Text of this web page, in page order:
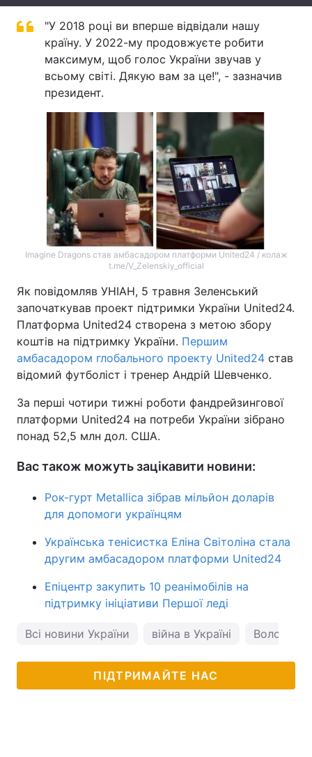
Тема оформлення
"У 2018 році ви вперше відвідали нашу
країну. У 2022-му продовжуєте робити
максимум, щоб голос України звучав у
всьому світі. Дякую вам за це!", - зазначив
президент.
Imagine Dragons став амбасадором платформи United24 / колаж
t.me/V_Zelenskiy_official
Як повідомляв УНІАН, 5 травня Зеленський
започаткував проект підтримки України United24.
Платформа United24 створена з метою збору
коштів на підтримку України. Першим
амбасадором глобального проекту United24 став
відомий футболіст і тренер Андрій Шевченко.
За перші чотири тижні роботи фандрейзингової
платформи United24 на потреби України зібрано
понад 52,5 млн дол. США.
Вас також можуть зацікавити новини:
Рок-гурт Metallica зібрав мільйон доларів
для допомоги українцям
Українська тенісистка Еліна Світоліна стала
другим амбасадором платформи United24
Епіцентр закупить 10 реанімобілів на
підтримку ініціативи Першої леді
Всі новини України війна в Україні
ПІДТРИМАЙТЕ НАС